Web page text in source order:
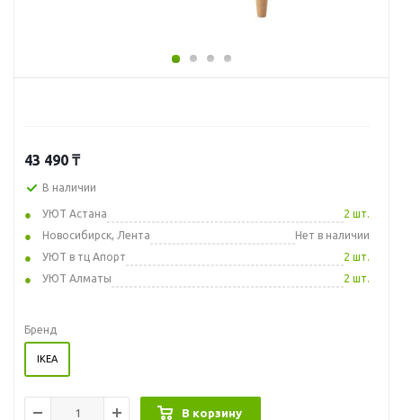
43 490 ₸
В наличии
УЮТ Астана
2 шт.
Новосибирск, Лента
Нет в наличии
УЮТ в тц Апорт
2 шт.
УЮТ Алматы
2 шт.
Бренд
IKEA
В корзину